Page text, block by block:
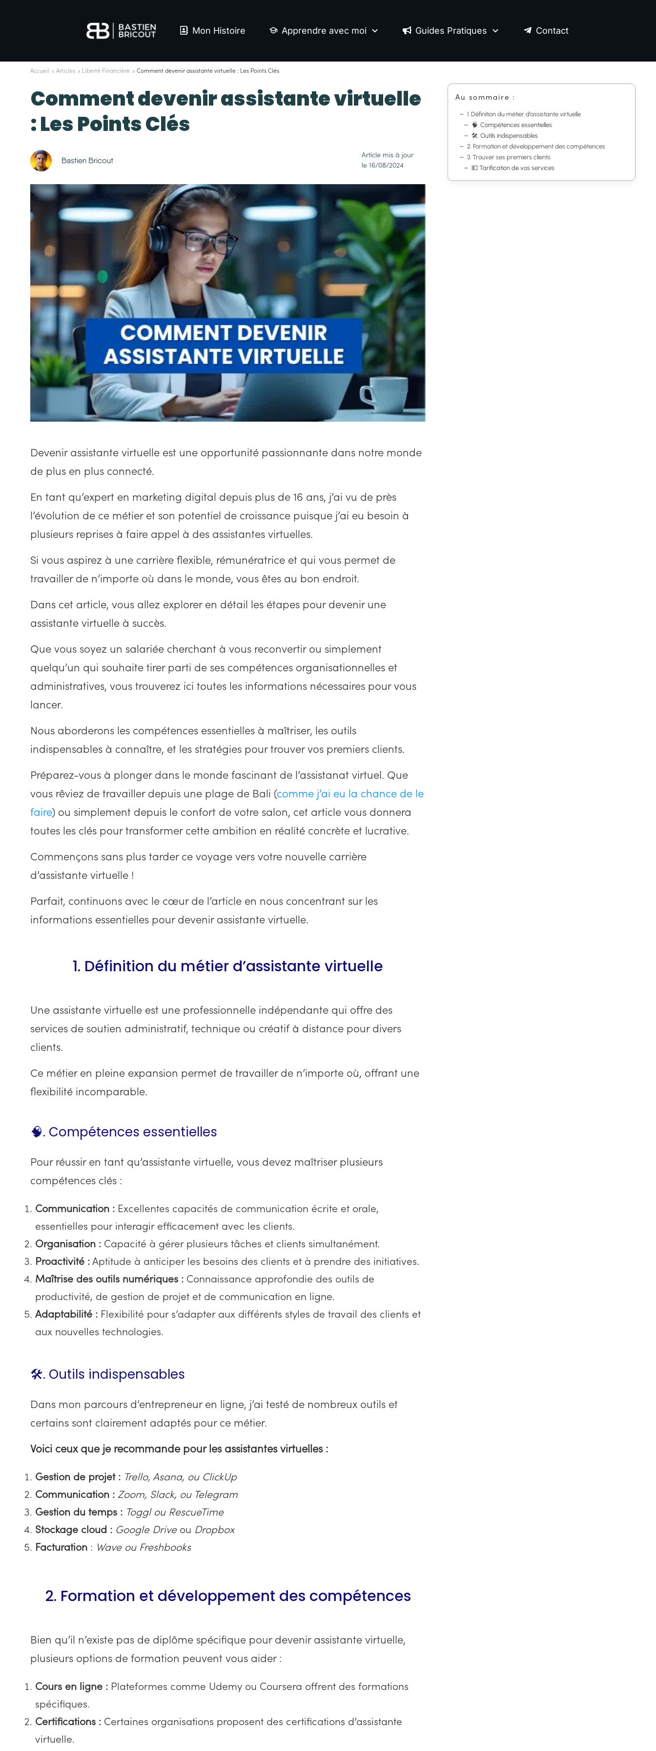
Mon Histoire Apprendre avec moi Guides Pratiques Contact
Accueil » Articles » Liberté Financière » Comment devenir assistante virtuelle : Les Points Clés
Comment devenir assistante virtuelle
: Les Points Clés
Bastien Bricout
Article mis à jour
le16/08/2024
Devenir assistante virtuelle est une opportunité passionnante dans notre monde
de plus en plus connecté.
En tant qu’expert en marketing digital depuis plus de 16 ans, j’ai vu de près
l’évolution de ce métier et son potentiel de croissance puisque j’ai eu besoin à
plusieurs reprises à faire appel à des assistantes virtuelles.
Si vous aspirez à une carrière flexible, rémunératrice et qui vous permet de
travailler de n’importe où dans le monde, vous êtes au bon endroit.
Dans cet article, vous allez explorer en détail les étapes pour devenir une
assistante virtuelle à succès.
Que vous soyez un salariée cherchant à vous reconvertir ou simplement
quelqu’un qui souhaite tirer parti de ses compétences organisationnelles et
administratives, vous trouverez ici toutes les informations nécessaires pour vous
lancer.
Nous aborderons les compétences essentielles à maîtriser, les outils
indispensables à connaître, et les stratégies pour trouver vos premiers clients.
Préparez-vous à plonger dans le monde fascinant de l’assistanat virtuel. Que
vous rêviez de travailler depuis une plage de Bali (comme j’ai eu la chance de le
faire) ou simplement depuis le confort de votre salon, cet article vous donnera
toutes les clés pour transformer cette ambition en réalité concrète et lucrative.
Commençons sans plus tarder ce voyage vers votre nouvelle carrière
d’assistante virtuelle !
Parfait, continuons avec le cœur de l’article en nous concentrant sur les
informations essentielles pour devenir assistante virtuelle.
1. Définition du métier d’assistante virtuelle
Une assistante virtuelle est une professionnelle indépendante qui offre des
services de soutien administratif, technique ou créatif à distance pour divers
clients.
Ce métier en pleine expansion permet de travailler de n’importe où, offrant une
flexibilité incomparable.
🧠. Compétences essentielles
Pour réussir en tant qu’assistante virtuelle, vous devez maîtriser plusieurs
compétences clés :
Communication : Excellentes capacités de communication écrite et orale,
essentielles pour interagir efficacement avec les clients.
Organisation : Capacité à gérer plusieurs tâches et clients simultanément.
Proactivité : Aptitude à anticiper les besoins des clients et à prendre des initiatives.
Maîtrise des outils numériques : Connaissance approfondie des outils de
productivité, de gestion de projet et de communication en ligne.
Adaptabilité : Flexibilité pour s’adapter aux différents styles de travail des clients et
aux nouvelles technologies.
🛠️. Outils indispensables
Dans mon parcours d’entrepreneur en ligne, j’ai testé de nombreux outils et
certains sont clairement adaptés pour ce métier.
Voici ceux que je recommande pour les assistantes virtuelles :
Gestion de projet : Trello, Asana, ou ClickUp
Communication : Zoom, Slack, ou Telegram
Gestion du temps : Toggl ou RescueTime
Stockage cloud : Google Driveou Dropbox
Facturation : Wave ou Freshbooks
2. Formation et développement des compétences
Bien qu’il n’existe pas de diplôme spécifique pour devenir assistante virtuelle,
plusieurs options de formation peuvent vous aider :
Cours en ligne : Plateformes comme Udemy ou Coursera offrent des formations
spécifiques.
Certifications : Certaines organisations proposent des certifications d’assistante
virtuelle.
Au sommaire :
1. Définition du métier d’assistante virtuelle
🧠. Compétences essentielles
🛠️. Outils indispensables
2. Formation et développement des compétences
3. Trouver ses premiers clients
💶 Tarification de vos services